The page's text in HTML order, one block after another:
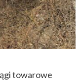
towarowe